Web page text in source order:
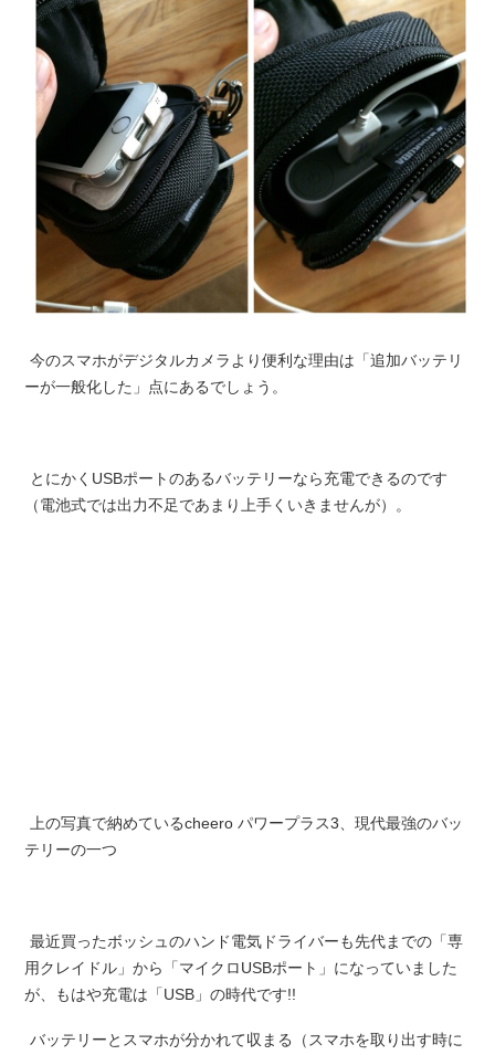
今のスマホがデジタルカメラより便利な理由は「追加バッテリ
ーが一般化した」点にあるでしょう。
とにかくUSBポートのあるバッテリーなら充電できるのです
（電池式では出力不足であまり上手くいきませんが）。
上の写真で納めているcheero パワープラス3、現代最強のバッ
テリーの一つ
最近買ったボッシュのハンド電気ドライバーも先代までの「専
用クレイドル」から「マイクロUSBポート」になっていました
が、もはや充電は「USB」の時代です!!
バッテリーとスマホが分かれて収まる（スマホを取り出す時に